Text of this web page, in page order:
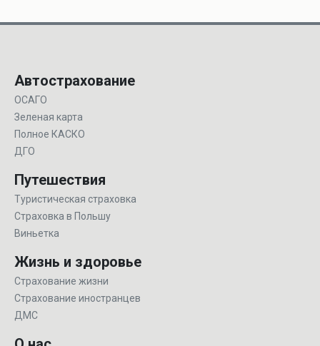
Автострахование
ОСАГО
Зеленая карта
Полное КАСКО
ДГО
Путешествия
Туристическая страховка
Страховка в Польшу
Виньетка
Жизнь и здоровье
Страхование жизни
Страхование иностранцев
ДМС